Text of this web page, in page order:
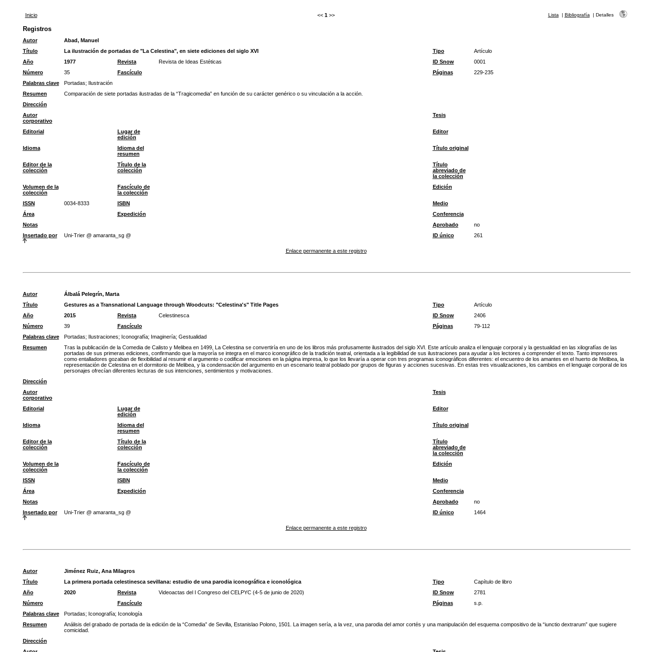
Inicio << 1 >> Lista | Bibliografía | Detalles
Registros
Autor
Abad, Manuel
Título
La ilustración de portadas de "La Celestina", en siete ediciones del siglo XVI Tipo
Artículo
Año
1977 Revista Revista de Ideas Estéticas ID Snow
0001
Número
35 Fascículo Páginas
229-235
Palabras clave
Portadas; Ilustración
Resumen
Comparación de siete portadas ilustradas de la “Tragicomedia” en función de su carácter genérico o su vinculación a la acción.
Dirección
Autor
corporativo
Tesis
Editorial
Lugar de
edición
Editor
Idioma
Idioma del
resumen
Título original
Editor de la
colección
Título de la
colección
Título
abreviado de
la colección
Volumen de la
colección
Fascículo de
la colección
Edición
ISSN 0034-8333 ISBN
Medio
Área
Expedición
Conferencia
Notas
Aprobado
no
Insertado por
Uni-Trier @ amaranta_sg @ ID único 261
Enlace permanente a este registro
Autor
Álbalá Pelegrín, Marta
Título
Gestures as a Transnational Language through Woodcuts: "Celestina's" Title Pages Tipo
Artículo
Año
2015 Revista Celestinesca ID Snow
2406
Número
39 Fascículo Páginas
79-112
Palabras clave
Portadas; Ilustraciones; Iconografía; Imaginería; Gestualidad
Resumen
Tras la publicación de la Comedia de Calisto y Melibea en 1499, La Celestina se convertiría en uno de los libros más profusamente ilustrados del siglo XVI. Este artículo analiza el lenguaje corporal y la gestualidad en las xilografías de las
portadas de sus primeras ediciones, confirmando que la mayoría se integra en el marco iconográfico de la tradición teatral, orientada a la legibilidad de sus ilustraciones para ayudar a los lectores a comprender el texto. Tanto impresores
como entalladores gozaban de flexibilidad al resumir el argumento o codificar emociones en la página impresa, lo que los llevaría a operar con tres programas iconográficos diferentes: el encuentro de los amantes en el huerto de Melibea, la
representación de Celestina en el dormitorio de Melibea, y la condensación del argumento en un escenario teatral poblado por grupos de figuras y acciones sucesivas. En estas tres visualizaciones, los cambios en el lenguaje corporal de los
personajes ofrecían diferentes lecturas de sus intenciones, sentimientos y motivaciones.
Dirección
Autor
corporativo
Tesis
Editorial
Lugar de
edición
Editor
Idioma
Idioma del
resumen
Título original
Editor de la
colección
Título de la
colección
Título
abreviado de
la colección
Volumen de la
colección
Fascículo de
la colección
Edición
ISSN ISBN
Medio
Área
Expedición
Conferencia
Notas
Aprobado
no
Insertado por
Uni-Trier @ amaranta_sg @ ID único 1464
Enlace permanente a este registro
Autor
Jiménez Ruiz, Ana Milagros
Título
La primera portada celestinesca sevillana: estudio de una parodia iconográfica e iconológica Tipo
Capítulo de libro
Año
2020 Revista Videoactas del I Congreso del CELPYC (4-5 de junio de 2020) ID Snow
2781
Número
Fascículo Páginas
s.p.
Palabras clave
Portadas; Iconografía; Iconología
Resumen
Análisis del grabado de portada de la edición de la “Comedia” de Sevilla, Estanislao Polono, 1501. La imagen sería, a la vez, una parodia del amor cortés y una manipulación del esquema compositivo de la “iunctio dextrarum” que sugiere
comicidad.
Dirección